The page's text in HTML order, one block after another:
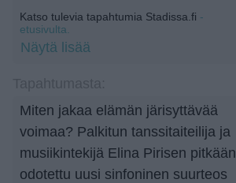
Katso tulevia tapahtumia Stadissa.fi -
etusivulta.
Näytä lisää
Miten jakaa elämän järisyttävää
voimaa? Palkitun tanssitaiteilija ja
musiikintekijä Elina Pirisen pitkään
odotettu uusi sinfoninen suurteos